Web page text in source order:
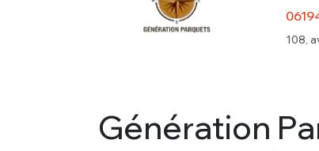
108,
Génération